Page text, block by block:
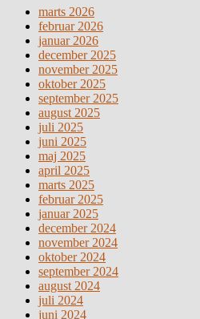
marts 2026
februar 2026
januar 2026
december 2025
november 2025
oktober 2025
september 2025
august 2025
juli 2025
juni 2025
maj 2025
april 2025
marts 2025
februar 2025
januar 2025
december 2024
november 2024
oktober 2024
september 2024
august 2024
juli 2024
juni 2024